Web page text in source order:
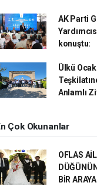
AK Parti
konuştu:
Ülkü
Anlamlı
Çok Okunanlar
OFLAS
BİR